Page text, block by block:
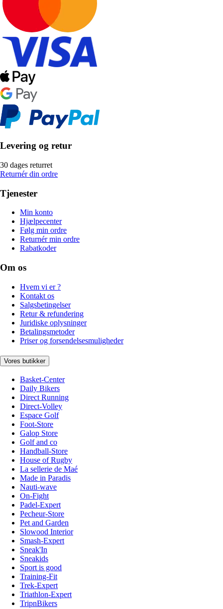
Levering og retur
30 dages returret
Returnér din ordre
Tjenester
Min konto
Hjælpecenter
Følg min ordre
Returnér min ordre
Rabatkoder
Om os
Hvem vi er ?
Kontakt os
Salgsbetingelser
Retur & refundering
Juridiske oplysninger
Betalingsmetoder
Priser og forsendelsesmuligheder
Vores butikker
Basket-Center
Daily Bikers
Direct Running
Direct-Volley
Espace Golf
Foot-Store
Galop Store
Golf and co
Handball-Store
House of Rugby
La sellerie de Maé
Made in Paradis
Nauti-wave
On-Fight
Padel-Expert
Pecheur-Store
Pet and Garden
Slowood Interior
Smash-Expert
Sneak'In
Sneakids
Sport is good
Training-Fit
Trek-Expert
Triathlon-Expert
TripnBikers